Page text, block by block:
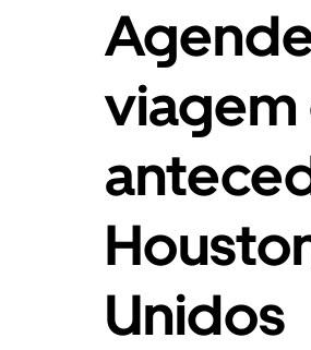
viagem
Unidos